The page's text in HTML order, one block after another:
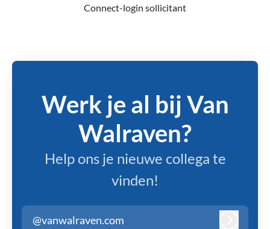
Connect-login sollicitant
Werk je al bij Van
Walraven?
Help ons je nieuwe collega te
vinden!
@vanwalraven.com